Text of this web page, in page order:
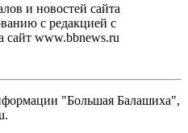
и новостей сайта
с редакцией с
сайт www.bbnews.ru
"Большая Балашиха",